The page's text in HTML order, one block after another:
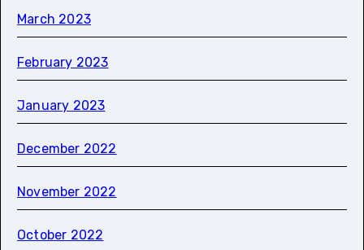
March 2023
February 2023
January 2023
December 2022
November 2022
October 2022